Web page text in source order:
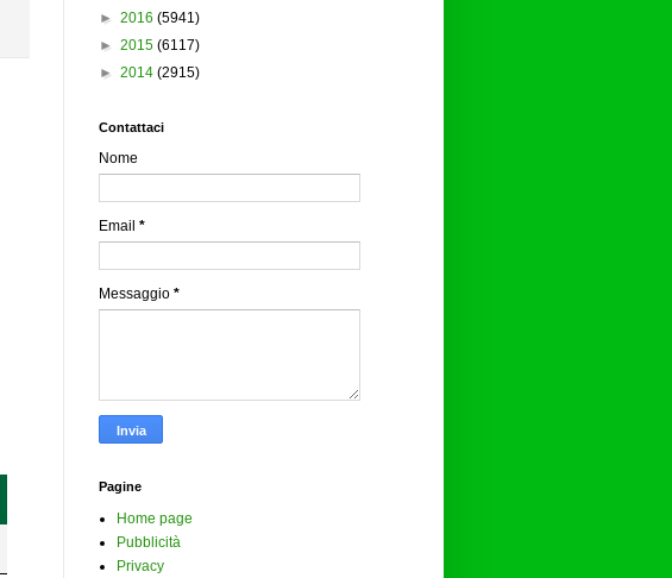
► 2016 (5941)
► 2015 (6117)
► 2014 (2915)
Contattaci
Nome
Email *
Messaggio *
Pagine
Home page
Pubblicità
Privacy